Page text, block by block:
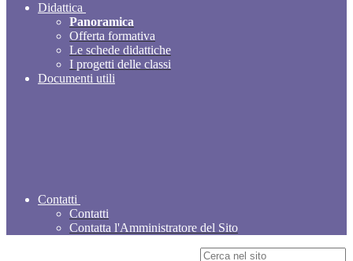
Didattica
Panoramica
Offerta formativa
Le schede didattiche
I progetti delle classi
Documenti utili
Contatti
Contatti
Contatta l'Amministratore del Sito